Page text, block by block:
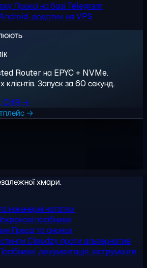
Проксі на базі Telegram
додатки на VPS
Router на EPYC + NVMe.
Запуск за 60 секунд.
CHR →
→
хмари.
інженерні нотатки
посібники
Преса та анонси
Cloudzy проти альтернатив
документація, інструменти,